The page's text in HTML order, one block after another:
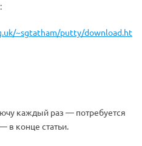
~sgtatham/putty/download.ht
каждый раз — потребуется
в конце статьи.